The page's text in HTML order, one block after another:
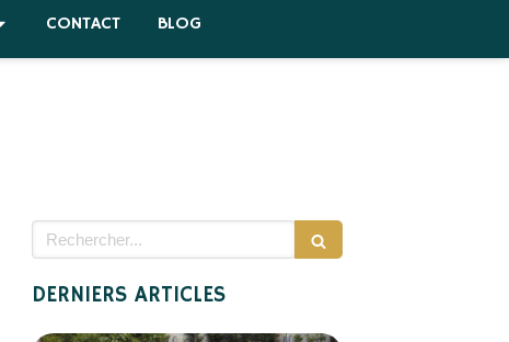
CONTACT BLOG
Rechercher
DERNIERS ARTICLES